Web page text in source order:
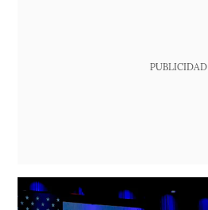
PUBLICIDAD